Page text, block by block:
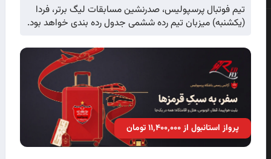
تیم فوتبال پرسپولیس، صدرنشین مسابقات لیگ برتر، فردا
(یکشنبه) میزبان تیم رده ششمی جدول رده بندی خواهد بود.
پرواز استانبول از ۱۱٬۴۰۰٬۰۰۰ تومان